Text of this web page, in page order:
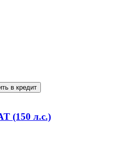
в кредит
(150 л.с.)